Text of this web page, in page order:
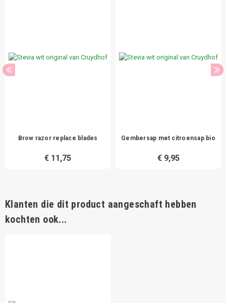
Brow razor replace blades
€ 11,75
Gembersap met citroensap bio
€ 9,95
Klanten die dit product aangeschaft hebben
kochten ook...